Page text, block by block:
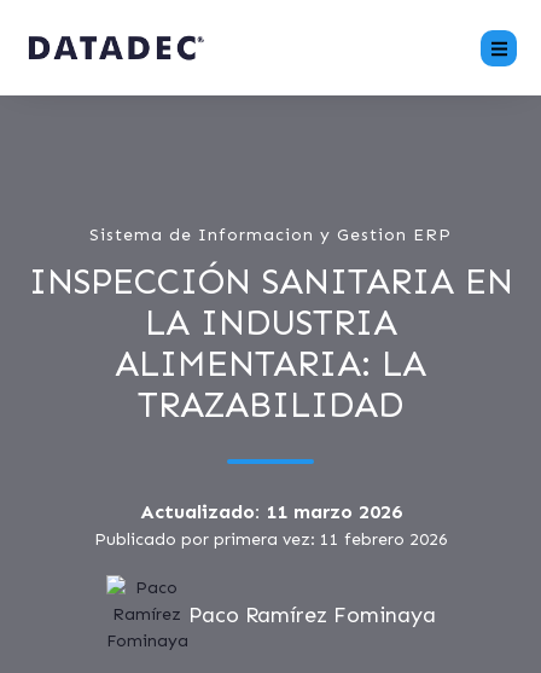
Sistema de Informacion y Gestion ERP
INSPECCIÓN SANITARIA EN
LA INDUSTRIA
ALIMENTARIA: LA
TRAZABILIDAD
Actualizado: 11 marzo 2026
Publicado por primera vez: 11 febrero 2026
Paco Ramírez Fominaya